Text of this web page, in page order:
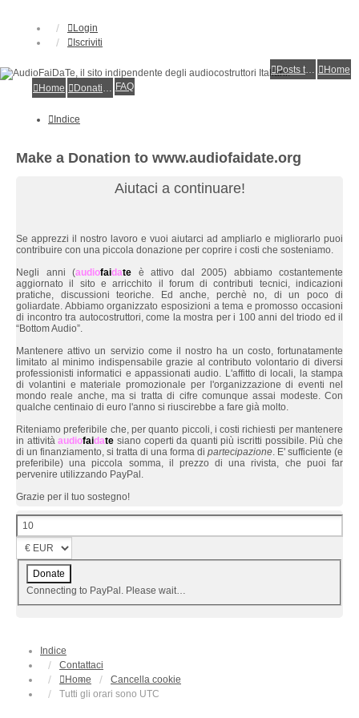
Login
Iscriviti
Posts toplist
Home
Home
Donations FAQ
Indice
Make a Donation to www.audiofaidate.org
Aiutaci a continuare!
Se apprezzi il nostro lavoro e vuoi aiutarci ad ampliarlo e migliorarlo puoi
contribuire con una piccola donazione per coprire i costi che sosteniamo.
Negli anni (audiofaidate è attivo dal 2005) abbiamo costantemente
aggiornato il sito e arricchito il forum di contributi tecnici, indicazioni
pratiche, discussioni teoriche. Ed anche, perchè no, di un poco di
goliardate. Abbiamo organizzato esposizioni a tema e promosso occasioni
di incontro tra autocostruttori, come la mostra per i 100 anni del triodo ed il
“Bottom Audio”.
Mantenere attivo un servizio come il nostro ha un costo, fortunatamente
limitato al minimo indispensabile grazie al contributo volontario di diversi
professionisti informatici e appassionati audio. L'affitto di locali, la stampa
di volantini e materiale promozionale per l'organizzazione di eventi nel
mondo reale anche, ma si tratta di cifre comunque assai modeste. Con
qualche centinaio di euro l'anno si riuscirebbe a fare già molto.
Riteniamo preferibile che, per quanto piccoli, i costi richiesti per mantenere
in attivitàaudiofaidate siano coperti da quanti più iscritti possibile. Più che
di un finanziamento, si tratta di una forma di partecipazione. E' sufficiente (e
preferibile) una piccola somma, il prezzo di una rivista, che puoi far
pervenire utilizzando PayPal.
Grazie per il tuo sostegno!
Connecting to PayPal. Please wait…
Indice
Contattaci
Home
Cancella cookie
Tutti gli orari sono UTC